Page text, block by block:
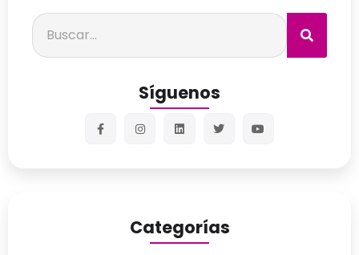
Síguenos
Categorías